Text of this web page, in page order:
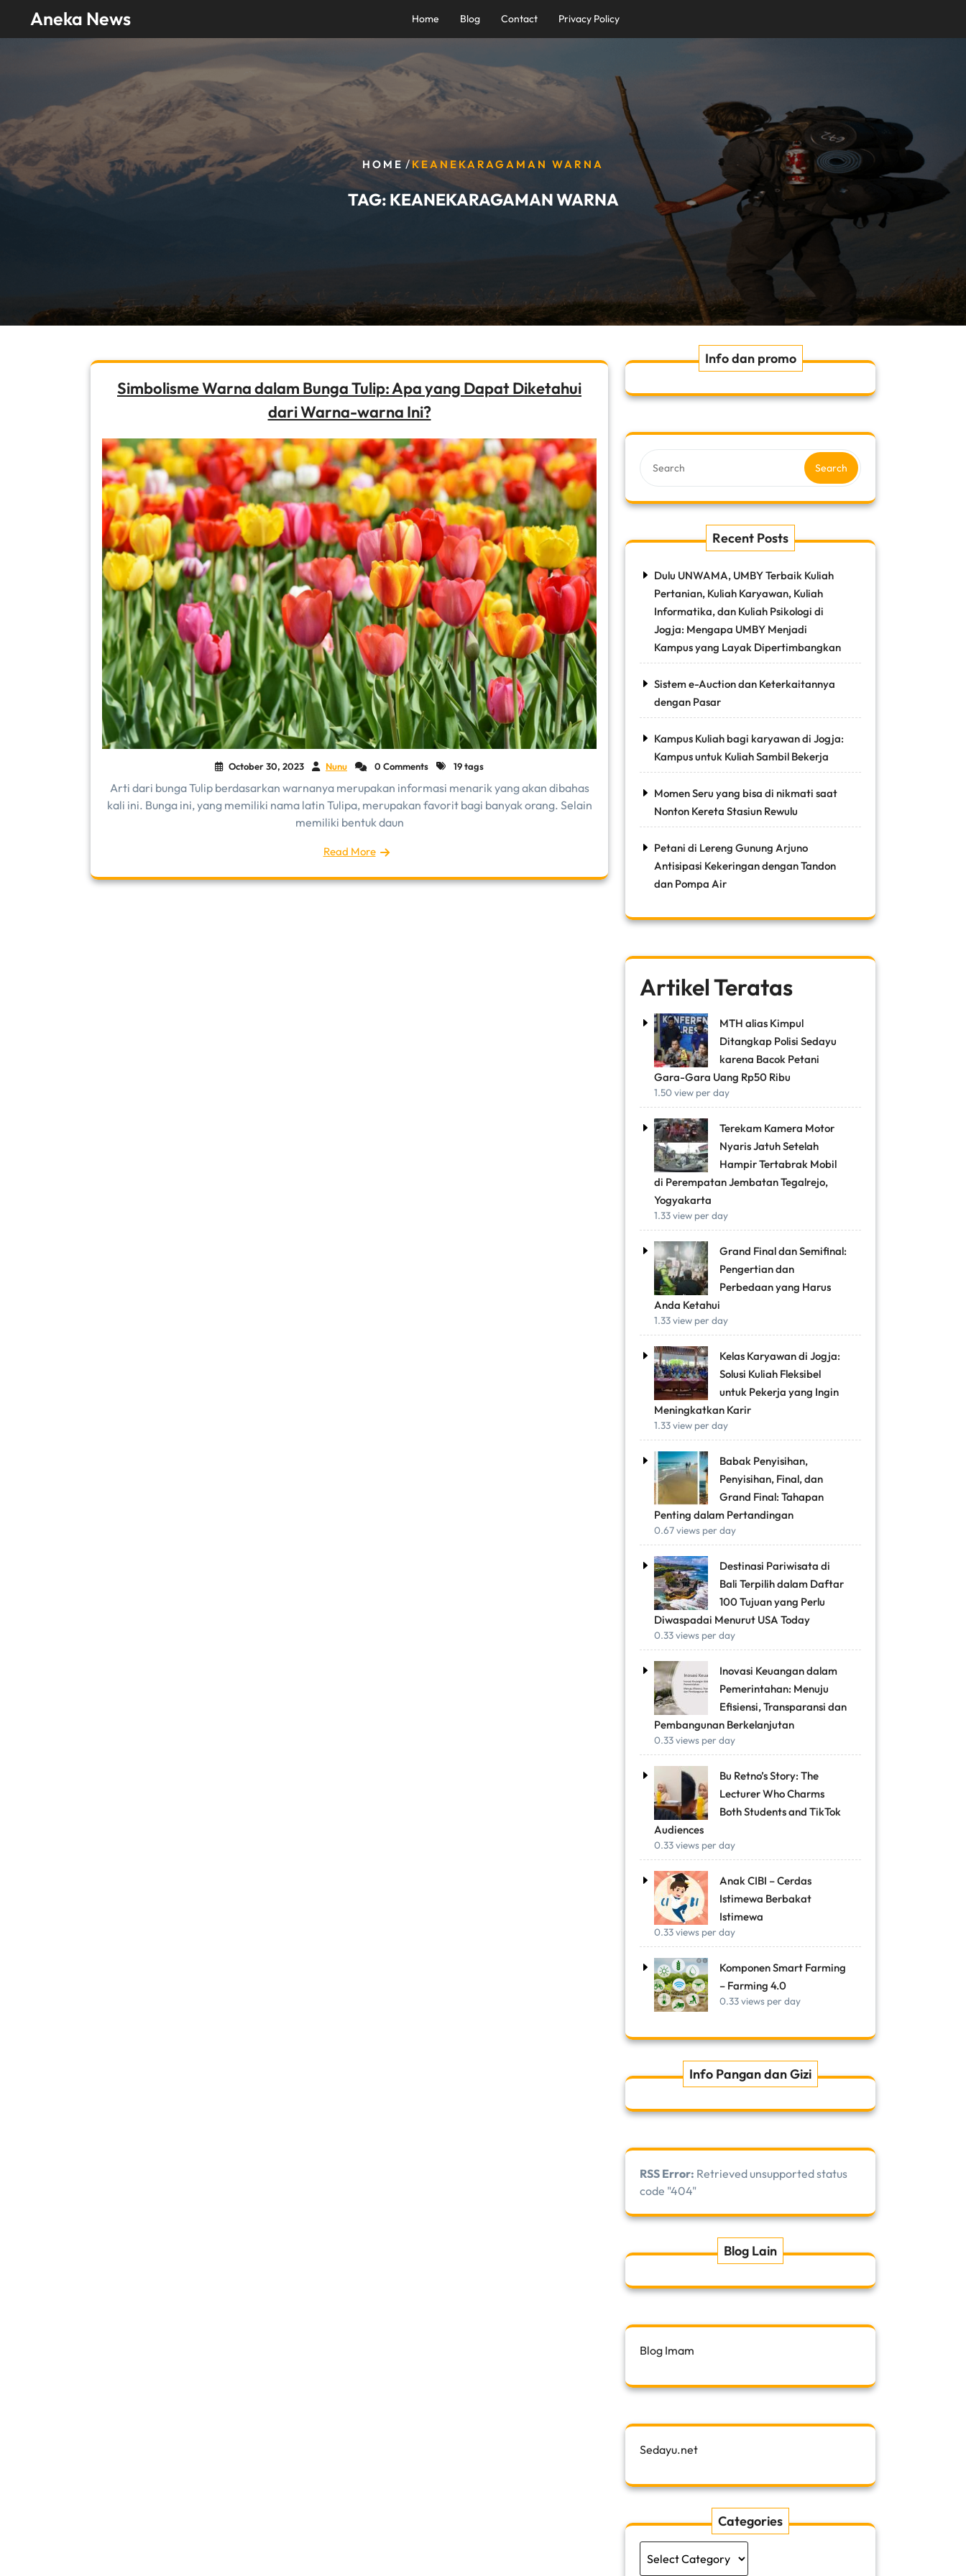
content
Aneka News Home Blog Contact Privacy Policy
HOME/KEANEKARAGAMAN WARNA
TAG: KEANEKARAGAMAN WARNA
Simbolisme Warna dalam Bunga Tulip: Apa yang Dapat Diketahui
dari Warna-warna Ini?
October 30, 2023 Nunu 0 Comments 19 tags
Arti dari bunga Tulip berdasarkan warnanya merupakan informasi menarik yang akan dibahas
kali ini. Bunga ini, yang memiliki nama latin Tulipa, merupakan favorit bagi banyak orang. Selain
memiliki bentuk daun
Read More
Info dan promo
Search
Recent Posts
Dulu UNWAMA, UMBY Terbaik Kuliah
Pertanian, Kuliah Karyawan, Kuliah
Informatika, dan Kuliah Psikologi di
Jogja: Mengapa UMBY Menjadi
Kampus yang Layak Dipertimbangkan
Sistem e-Auction dan Keterkaitannya
dengan Pasar
Kampus Kuliah bagi karyawan di Jogja:
Kampus untuk Kuliah Sambil Bekerja
Momen Seru yang bisa di nikmati saat
Nonton Kereta Stasiun Rewulu
Petani di Lereng Gunung Arjuno
Antisipasi Kekeringan dengan Tandon
dan Pompa Air
Artikel Teratas
MTH alias Kimpul
Ditangkap Polisi Sedayu
karena Bacok Petani
Gara-Gara Uang Rp50 Ribu
1.50 view per day
Terekam Kamera Motor
Nyaris Jatuh Setelah
Hampir Tertabrak Mobil
di Perempatan Jembatan Tegalrejo,
Yogyakarta
1.33 view per day
Grand Final dan Semifinal:
Pengertian dan
Perbedaan yang Harus
Anda Ketahui
1.33 view per day
Kelas Karyawan di Jogja:
Solusi Kuliah Fleksibel
untuk Pekerja yang Ingin
Meningkatkan Karir
1.33 view per day
Babak Penyisihan,
Penyisihan, Final, dan
Grand Final: Tahapan
Penting dalam Pertandingan
0.67 views per day
Destinasi Pariwisata di
Bali Terpilih dalam Daftar
100 Tujuan yang Perlu
Diwaspadai Menurut USA Today
0.33 views per day
Inovasi Keuangan dalam
Pemerintahan: Menuju
Efisiensi, Transparansi dan
Pembangunan Berkelanjutan
0.33 views per day
Bu Retno’s Story: The
Lecturer Who Charms
Both Students and TikTok
Audiences
0.33 views per day
Anak CIBI – Cerdas
Istimewa Berbakat
Istimewa
0.33 views per day
Komponen Smart Farming
– Farming 4.0
0.33 views per day
Info Pangan dan Gizi
RSS Error: Retrieved unsupported status
code "404"
Blog Lain
Blog Imam
Sedayu.net
Categories